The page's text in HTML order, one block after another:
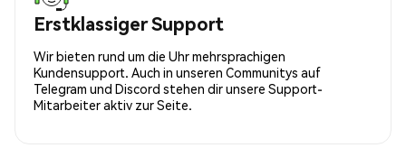
Erstklassiger Support
Wir bieten rund um die Uhr mehrsprachigen
Kundensupport. Auch in unseren Communitys auf
Telegram und Discord stehen dir unsere Support-
Mitarbeiter aktiv zur Seite.